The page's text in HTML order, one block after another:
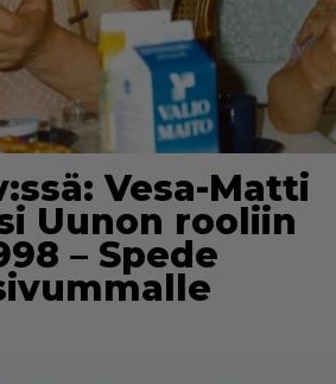
Vesa-Matti
Uunon rooliin
– Spede